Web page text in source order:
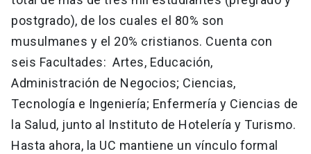
postgrado), de los cuales el 80% son
musulmanes y el 20% cristianos. Cuenta con
seis Facultades: Artes, Educación,
Administración de Negocios; Ciencias,
Tecnología e Ingeniería; Enfermería y Ciencias de
la Salud, junto al Instituto de Hotelería y Turismo.
Hasta ahora, la UC mantiene un vínculo formal